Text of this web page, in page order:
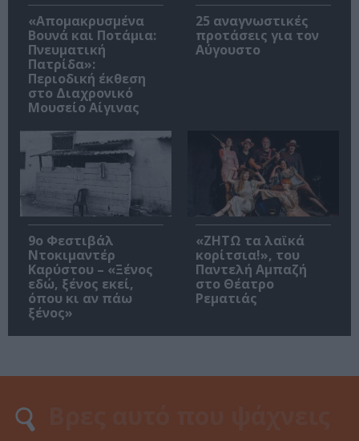
«Απομακρυσμένα
Βουνά και Ποτάμια:
Πνευματική
Πατρίδα»:
Περιοδική έκθεση
στο Διαχρονικό
Μουσείο Αίγινας
25 αναγνωστικές
προτάσεις για τον
Αύγουστο
9ο Φεστιβάλ
Ντοκιμαντέρ
Καρύστου – «Ξένος
εδώ, ξένος εκεί,
όπου κι αν πάω
ξένος»
«ΖΗΤΩ τα λαϊκά
κορίτσια!», του
Παντελή Αμπαζή
στο Θέατρο
Ρεματιάς